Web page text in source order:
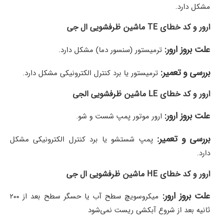
مشکل دارد.
ارور و کد خطای TE ماشین ظرفشویی ال جی
علت بروز ارور: ترمیستور (سنسور دما) مشکل دارد.
بررسی و تعمیر: ترمیستور یا برد کنترل الکترونیکی مشکل دارد.
ارور و کد خطای LE ماشین ظرفشویی الجی
علت بروز ارور: ارور موتور پمپ شست و شو.
بررسی و تعمیر: پمپ شستشو یا برد کنترل الکترونیکی مشکل
دارد.
ارور و کد خطای HE ماشین ظرفشویی ال جی
علت بروز ارور:
میکروسویچ سطح آب یا حسگر سطح بعد از ۲۰۰
ثانیه بعد از شروع آبکشی ریست نمی‌شود